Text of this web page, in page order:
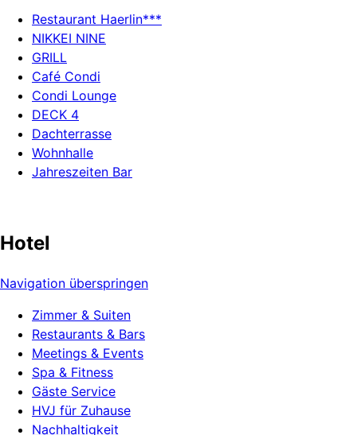
Restaurant Haerlin***
NIKKEI NINE
GRILL
Café Condi
Condi Lounge
DECK 4
Dachterrasse
Wohnhalle
Jahreszeiten Bar
Hotel
Navigation überspringen
Zimmer & Suiten
Restaurants & Bars
Meetings & Events
Spa & Fitness
Gäste Service
HVJ für Zuhause
Nachhaltigkeit